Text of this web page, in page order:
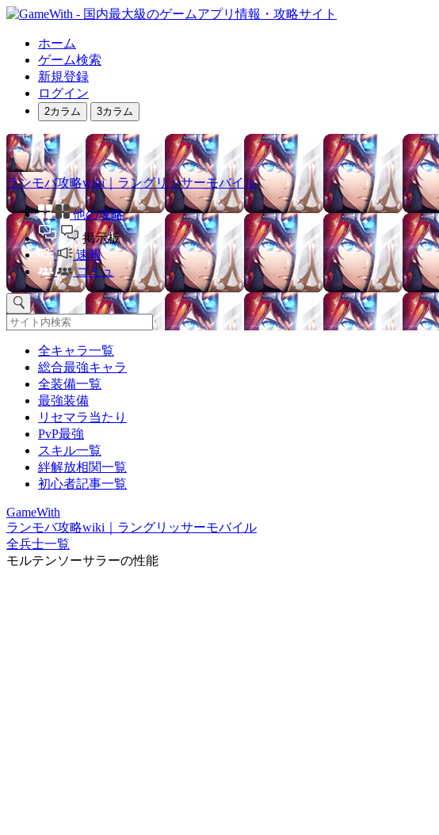
ホーム
ゲーム検索
新規登録
ログイン
2カラム 3カラム
ランモバ攻略wiki｜ラングリッサーモバイル
他の攻略
掲示板
速報
コミュ
全キャラ一覧
総合最強キャラ
全装備一覧
最強装備
リセマラ当たり
PvP最強
スキル一覧
絆解放相関一覧
初心者記事一覧
GameWith
ランモバ攻略wiki｜ラングリッサーモバイル
全兵士一覧
モルテンソーサラーの性能